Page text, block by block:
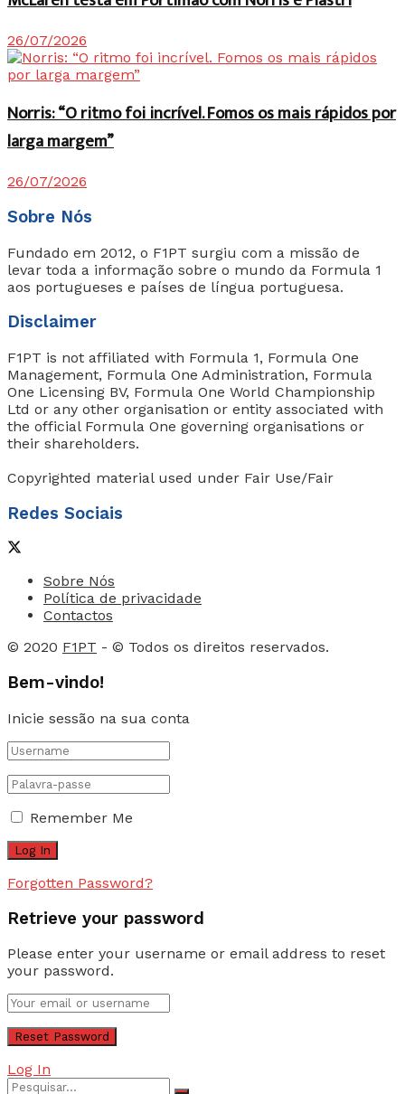
26/07/2026
Norris: “O ritmo foi incrível. Fomos os mais rápidos por
larga margem”
26/07/2026
Sobre Nós
Fundado em 2012, o F1PT surgiu com a missão de
levar toda a informação sobre o mundo da Formula 1
aos portugueses e países de língua portuguesa.
Disclaimer
F1PT is not affiliated with Formula 1, Formula One
Management, Formula One Administration, Formula
One Licensing BV, Formula One World Championship
Ltd or any other organisation or entity associated with
the official Formula One governing organisations or
their shareholders.
Copyrighted material used under Fair Use/Fair
Redes Sociais
Sobre Nós
Política de privacidade
Contactos
© 2020 F1PT - © Todos os direitos reservados.
Bem-vindo!
Inicie sessão na sua conta
Remember Me
Forgotten Password?
Retrieve your password
Please enter your username or email address to reset
your password.
Log In